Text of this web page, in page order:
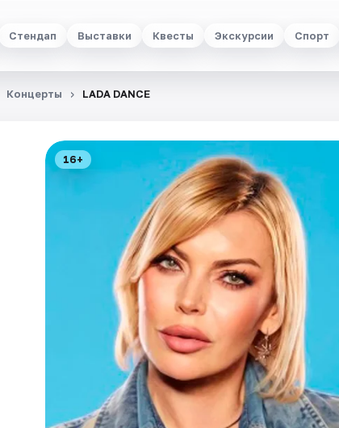
Стендап Выставки Квесты Экскурсии Спорт
Концерты LADA DANCE
16+